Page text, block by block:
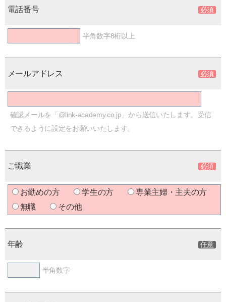
電話番号
半角数字8桁以上
メールアドレス
確認メールを「@link-academy.co.jp」から送信いたします。受信
できるように設定をお願いいたします。
ご職業
お勤めの方 学生の方
専業主婦・主夫の方
無職
その他
年齢
半角数字